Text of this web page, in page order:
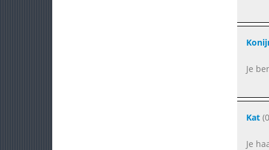
Je
Kat
Je